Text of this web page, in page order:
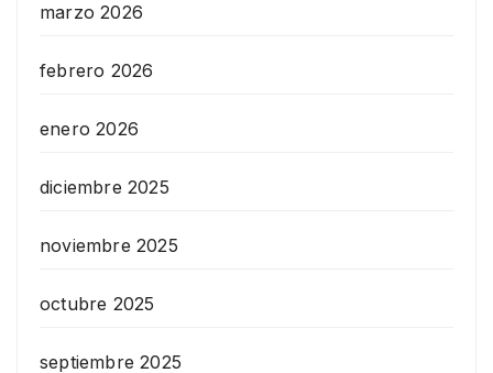
marzo 2026
febrero 2026
enero 2026
diciembre 2025
noviembre 2025
octubre 2025
septiembre 2025